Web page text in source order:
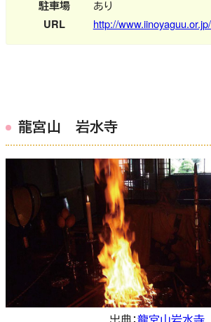
駐車場 あり
URL http://
龍宮山 岩水寺